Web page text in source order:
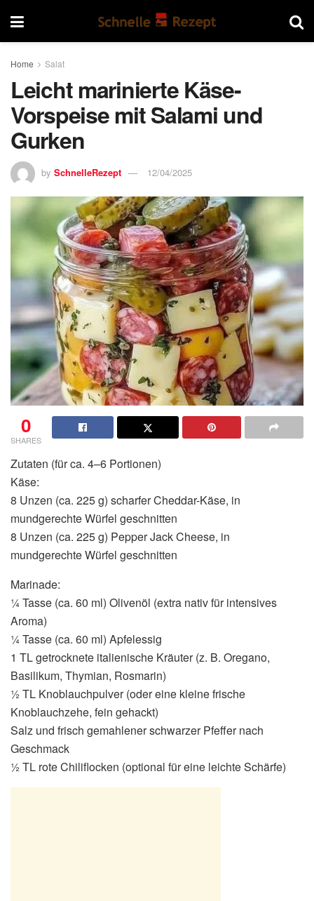
Home Salat
Leicht marinierte Käse-
Vorspeise mit Salami und
Gurken
by SchnelleRezept 12/04/2025
0
SHARES
Zutaten (für ca. 4–6 Portionen)
Käse:
8 Unzen (ca. 225 g) scharfer Cheddar-Käse, in
mundgerechte Würfel geschnitten
8 Unzen (ca. 225 g) Pepper Jack Cheese, in
mundgerechte Würfel geschnitten
Marinade:
¼ Tasse (ca. 60 ml) Olivenöl (extra nativ für intensives
Aroma)
¼ Tasse (ca. 60 ml) Apfelessig
1 TL getrocknete italienische Kräuter (z. B. Oregano,
Basilikum, Thymian, Rosmarin)
½ TL Knoblauchpulver (oder eine kleine frische
Knoblauchzehe, fein gehackt)
Salz und frisch gemahlener schwarzer Pfeffer nach
Geschmack
½ TL rote Chiliflocken (optional für eine leichte Schärfe)